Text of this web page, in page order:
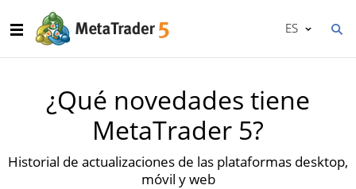
ES
¿Qué novedades tiene
MetaTrader 5?
Historial de actualizaciones de las plataformas desktop,
móvil y web